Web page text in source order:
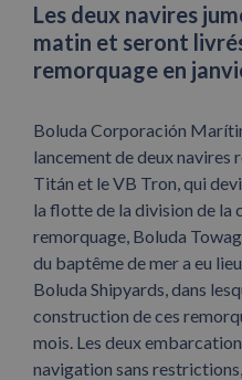
Les deux navires
matin et seront
remorquage en
Boluda Corporación
lancement de deux navires
Titán et le VB Tron, qui
la flotte de la division de la
remorquage, Boluda
du baptême de mer a eu
Boluda Shipyards, dans
construction de ces
mois. Les deux
navigation sans